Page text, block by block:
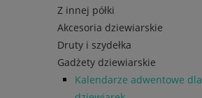
Z innej półki
Akcesoria dziewiarskie
Druty i szydełka
Gadżety dziewiarskie
Kalendarze adwentowe dla